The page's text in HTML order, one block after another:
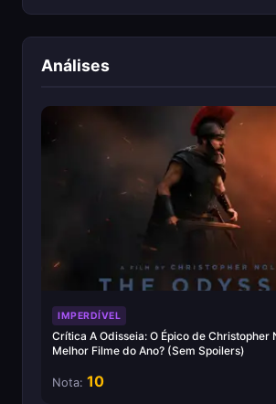
Análises
IMPERDÍVEL
Crítica A Odisseia: O Épico de Christopher
Melhor Filme do Ano? (Sem Spoilers)
Nota: 10